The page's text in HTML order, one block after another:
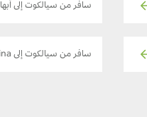
سافر من سيالكوت إلى أبها
سافر من سيالكوت إلى Medina